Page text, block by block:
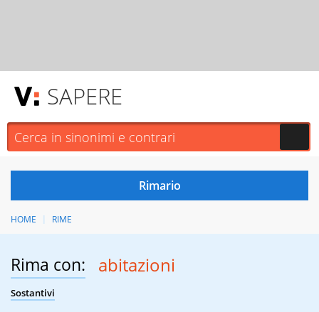
SAPERE
HOME RIME
Rima con: abitazioni
Sostantivi